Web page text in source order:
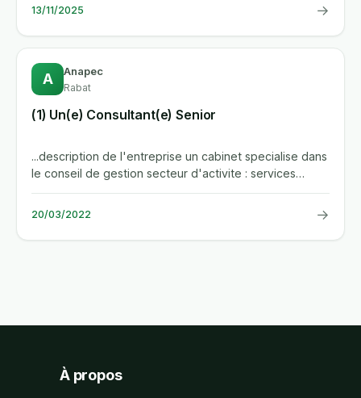
13/11/2025 →
A Anapec
Rabat
(1) Un(e) Consultant(e) Senior
...description de l'entreprise un cabinet specialise dans
le conseil de gestion secteur d'activite : services
fournis...
20/03/2022 →
À propos